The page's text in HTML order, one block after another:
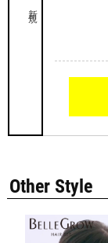
Other Style